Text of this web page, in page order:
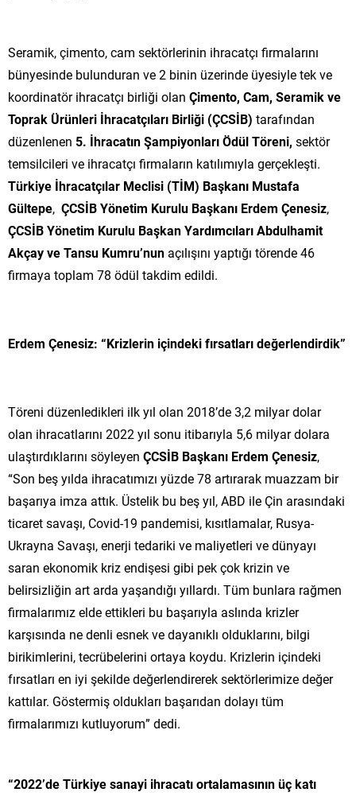
Seramik, çimento, cam sektörlerinin ihracatçı firmalarını
bünyesinde bulunduran ve 2 binin üzerinde üyesiyle tek ve
koordinatör ihracatçı birliği olan Çimento, Cam, Seramik ve
Toprak Ürünleri İhracatçıları Birliği (ÇCSİB) tarafından
düzenlenen 5. İhracatın Şampiyonları Ödül Töreni, sektör
temsilcileri ve ihracatçı firmaların katılımıyla gerçekleşti.
Türkiye İhracatçılar Meclisi (TİM) Başkanı Mustafa
Gültepe, ÇCSİB Yönetim Kurulu Başkanı Erdem Çenesiz,
ÇCSİB Yönetim Kurulu Başkan Yardımcıları Abdulhamit
Akçay ve Tansu Kumru’nun açılışını yaptığı törende 46
firmaya toplam 78 ödül takdim edildi.
Erdem Çenesiz: “Krizlerin içindeki fırsatları değerlendirdik”
Töreni düzenledikleri ilk yıl olan 2018’de 3,2 milyar dolar
olan ihracatlarını 2022 yıl sonu itibarıyla 5,6 milyar dolara
ulaştırdıklarını söyleyen ÇCSİB Başkanı Erdem Çenesiz,
“Son beş yılda ihracatımızı yüzde 78 artırarak muazzam bir
başarıya imza attık. Üstelik bu beş yıl, ABD ile Çin arasındaki
ticaret savaşı, Covid-19 pandemisi, kısıtlamalar, Rusya-
Ukrayna Savaşı, enerji tedariki ve maliyetleri ve dünyayı
saran ekonomik kriz endişesi gibi pek çok krizin ve
belirsizliğin art arda yaşandığı yıllardı. Tüm bunlara rağmen
firmalarımız elde ettikleri bu başarıyla aslında krizler
karşısında ne denli esnek ve dayanıklı olduklarını, bilgi
birikimlerini, tecrübelerini ortaya koydu. Krizlerin içindeki
fırsatları en iyi şekilde değerlendirerek sektörlerimize değer
kattılar. Göstermiş oldukları başarıdan dolayı tüm
firmalarımızı kutluyorum” dedi.
“2022’de Türkiye sanayi ihracatı ortalamasının üç katı